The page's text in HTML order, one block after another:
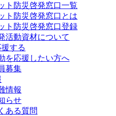
ト防災啓発窓口一覧
ト防災啓発窓口とは
ト防災啓発窓口登録
活動資材について
する
を応援したい方へ
募集
情報
らせ
ある質問